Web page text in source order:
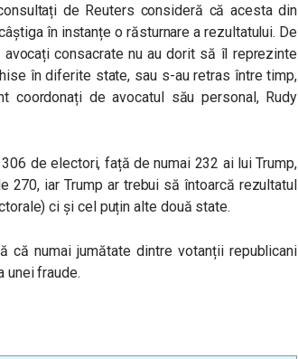
de Reuters consideră că acesta din
în instanțe o răsturnare a rezultatului. De
consacrate nu au dorit să îl reprezinte
în diferite state, sau s-au retras între timp,
coordonați de avocatul său personal, Rudy
de electori, față de numai 232 ai lui Trump,
270, iar Trump ar trebui să întoarcă rezultatul
ci și cel puțin alte două state.
că numai jumătate dintre votanții republicani
unei fraude.